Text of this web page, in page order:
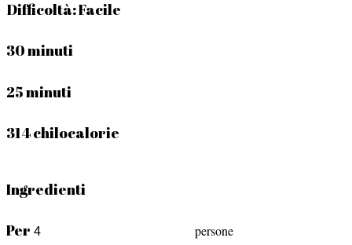
Difficoltà:Facile
30 minuti
25 minuti
314 chilocalorie
Ingredienti
Per
persone